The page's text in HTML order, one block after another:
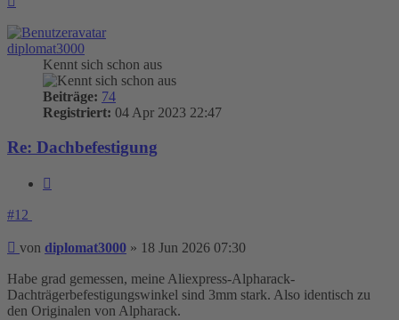
diplomat3000
Kennt sich schon aus
Beiträge: 74
Registriert: 04 Apr 2023 22:47
Re: Dachbefestigung
#12
Beitrag
von diplomat3000 » 18 Jun 2026 07:30
Habe grad gemessen, meine Aliexpress-Alpharack-
Dachträgerbefestigungswinkel sind 3mm stark. Also identisch zu
den Originalen von Alpharack.